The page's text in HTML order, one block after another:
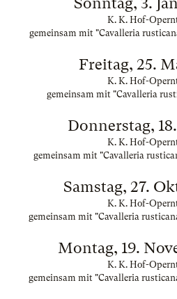
K. K. Hof-
gemeinsam mit "Cavalleria
Freitag, 25.
K. K. Hof-
gemeinsam mit "Cavalleria
Donnerstag,
K. K. Hof-
gemeinsam mit "Cavalleria
Samstag, 27.
K. K. Hof-
gemeinsam mit "Cavalleria
Montag, 19.
K. K. Hof-
gemeinsam mit "Cavalleria